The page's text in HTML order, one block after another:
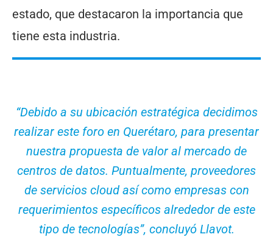
estado, que destacaron la importancia que
tiene esta industria.
“Debido a su ubicación estratégica decidimos
realizar este foro en Querétaro, para presentar
nuestra propuesta de valor al mercado de
centros de datos. Puntualmente, proveedores
de servicios cloud así como empresas con
requerimientos específicos alrededor de este
tipo de tecnologías”, concluyó Llavot.